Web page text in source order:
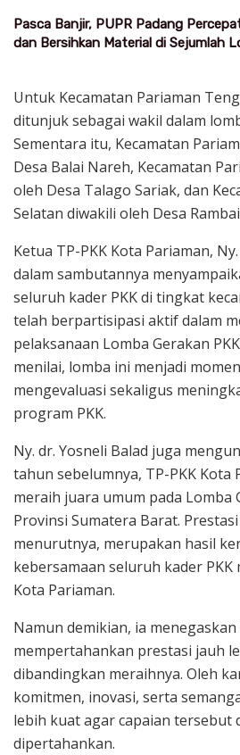
Pasca Banjir, PUPR Padang
dan Bersihkan Material di Sejumlah
Untuk Kecamatan Pariaman
ditunjuk sebagai wakil dalam
Sementara itu, Kecamatan
Desa Balai Nareh, Kecamatan
oleh Desa Talago Sariak, dan
Selatan diwakili oleh Desa
Ketua TP-PKK Kota Pariaman,
dalam sambutannya
seluruh kader PKK di tingkat
telah berpartisipasi aktif dalam
pelaksanaan Lomba Gerakan
menilai, lomba ini menjadi
mengevaluasi sekaligus
program PKK.
Ny. dr. Yosneli Balad juga
tahun sebelumnya, TP-PKK Kota
meraih juara umum pada Lomba
Provinsi Sumatera Barat.
menurutnya, merupakan hasil
kebersamaan seluruh kader
Kota Pariaman.
Namun demikian, ia menegaskan
mempertahankan prestasi jauh
dibandingkan meraihnya. Oleh
komitmen, inovasi, serta
lebih kuat agar capaian tersebut
dipertahankan.